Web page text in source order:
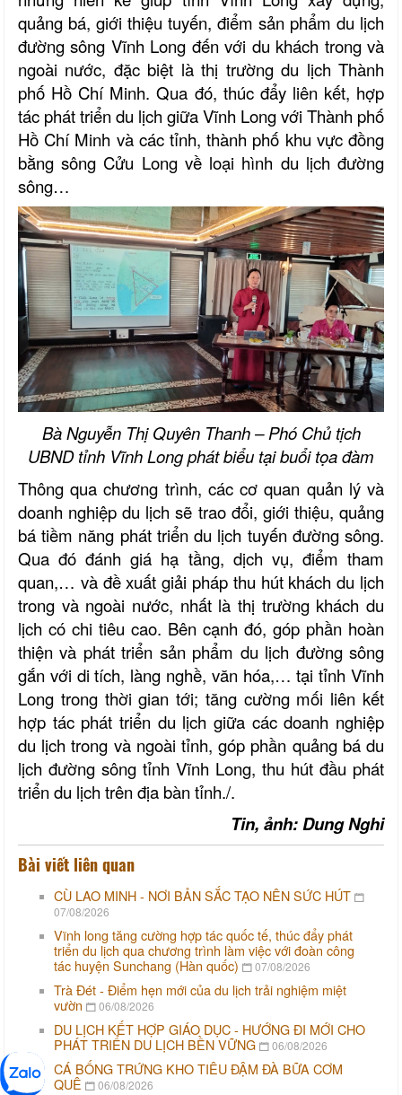
quảng bá, giới thiệu tuyến, điểm sản phẩm du lịch
đường sông Vĩnh Long đến với du khách trong và
ngoài nước, đặc biệt là thị trường du lịch Thành
phố Hồ Chí Minh. Qua đó, thúc đẩy liên kết, hợp
tác phát triển du lịch giữa Vĩnh Long với Thành phố
Hồ Chí Minh và các tỉnh, thành phố khu vực đồng
bằng sông Cửu Long về loại hình du lịch đường
sông…
Bà Nguyễn Thị Quyên Thanh – Phó Chủ tịch
UBND tỉnh Vĩnh Long phát biểu tại buổi tọa đàm
Thông qua chương trình, các cơ quan quản lý và
doanh nghiệp du lịch sẽ trao đổi, giới thiệu, quảng
bá tiềm năng phát triển du lịch tuyến đường sông.
Qua đó đánh giá hạ tầng, dịch vụ, điểm tham
quan,… và đề xuất giải pháp thu hút khách du lịch
trong và ngoài nước, nhất là thị trường khách du
lịch có chi tiêu cao. Bên cạnh đó, góp phần hoàn
thiện và phát triển sản phẩm du lịch đường sông
gắn với di tích, làng nghề, văn hóa,… tại tỉnh Vĩnh
Long trong thời gian tới; tăng cường mối liên kết
hợp tác phát triển du lịch giữa các doanh nghiệp
du lịch trong và ngoài tỉnh, góp phần quảng bá du
lịch đường sông tỉnh Vĩnh Long, thu hút đầu phát
triển du lịch trên địa bàn tỉnh./.
Tin, ảnh: Dung Nghi
Bài viết liên quan
CÙ LAO MINH - NƠI BẢN SẮC TẠO NÊN SỨC HÚT
07/08/2026
Vĩnh long tăng cường hợp tác quốc tế, thúc đẩy phát
triển du lịch qua chương trình làm việc với đoàn công
tác huyện Sunchang (Hàn quốc)
07/08/2026
Trà Đét - Điểm hẹn mới của du lịch trải nghiệm miệt
vườn
06/08/2026
DU LỊCH KẾT HỢP GIÁO DỤC - HƯỚNG ĐI MỚI CHO
PHÁT TRIỂN DU LỊCH BỀN VỮNG
06/08/2026
CÁ BỐNG TRỨNG KHO TIÊU ĐẬM ĐÀ BỮA CƠM
QUÊ
06/08/2026